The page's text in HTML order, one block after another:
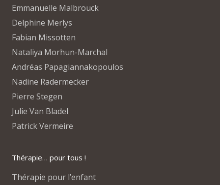
Emmanuelle Malbrouck
Delphine Merlys
Fabian Missotten
Nataliya Morhun-Marchal
Andréas Papagiannakopoulos
Nadine Radermecker
Pierre Stegen
Julie Van Bladel
Patrick Vermeire
Thérapie… pour tous !
Thérapie pour l’enfant